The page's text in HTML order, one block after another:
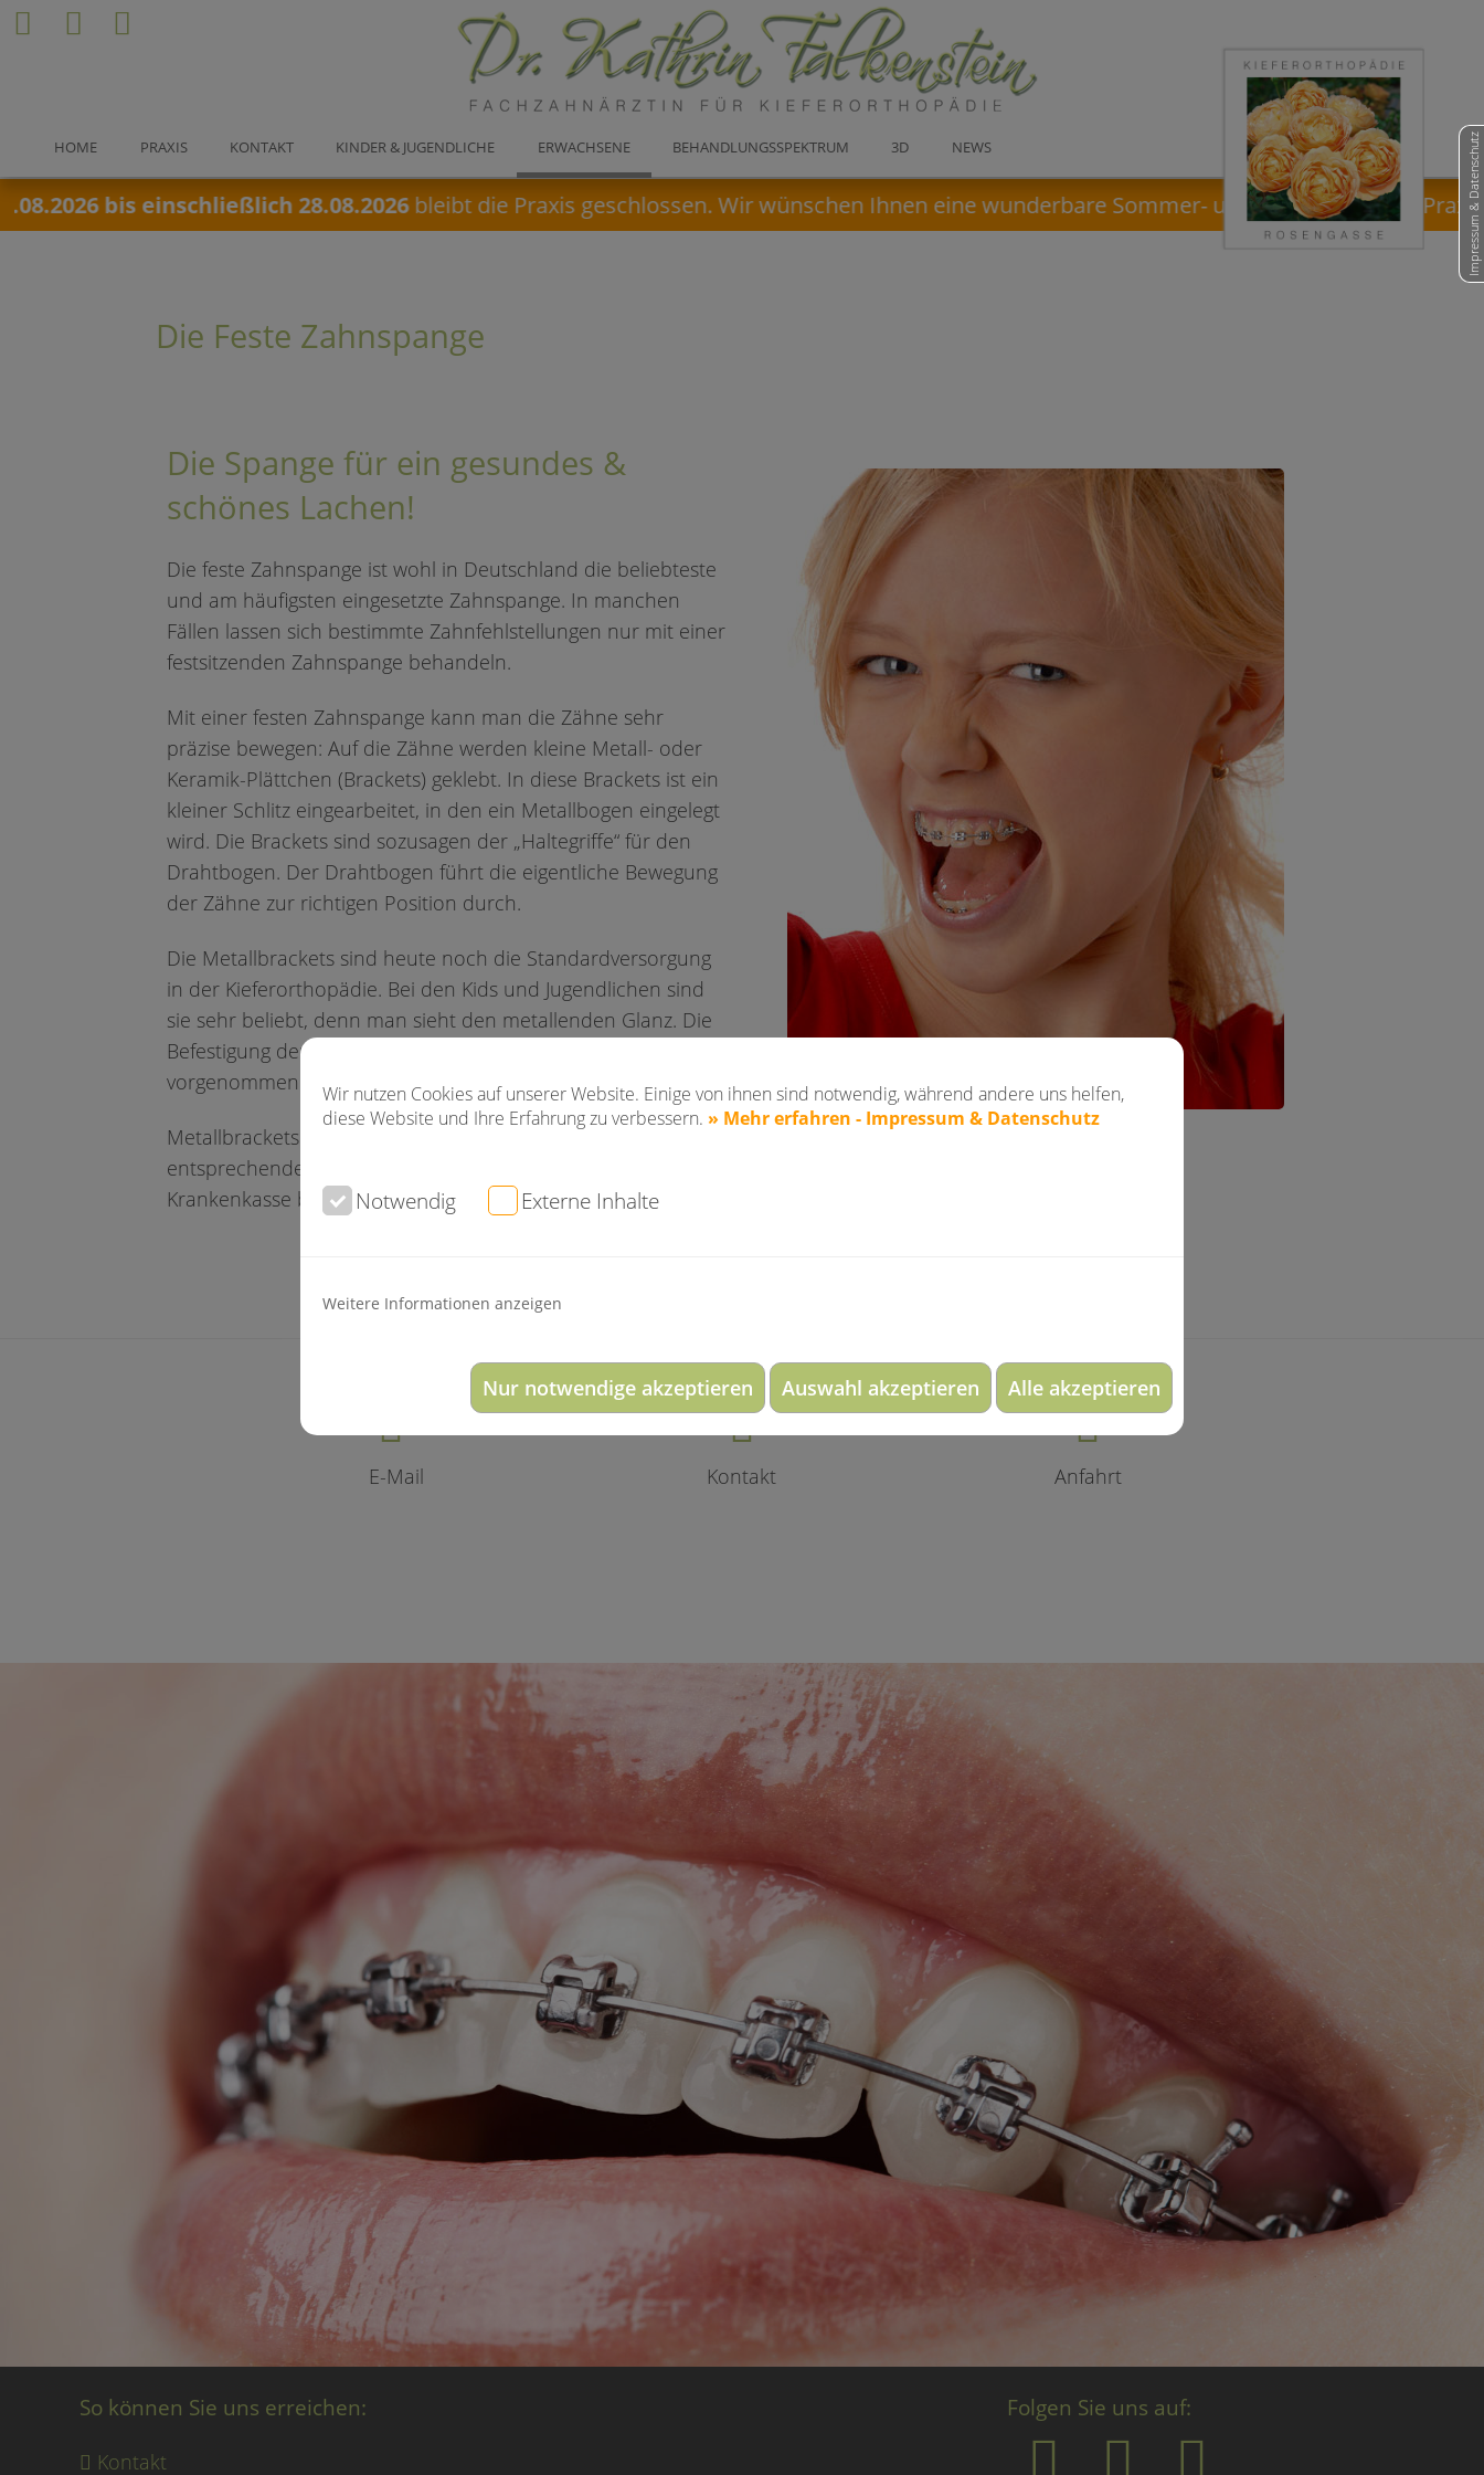
Wir nutzen Cookies auf unserer Website. Einige von ihnen sind notwendig, während andere uns helfen,
diese Website und Ihre Erfahrung zu verbessern. » Mehr erfahren - Impressum & Datenschutz
Notwendig Externe Inhalte
Weitere Informationen anzeigen
Nur notwendige akzeptieren Auswahl akzeptieren Alle akzeptieren
Impressum & Datenschutz
HOME PRAXIS KONTAKT KINDER & JUGENDLICHE ERWACHSENE BEHANDLUNGSSPEKTRUM 3D NEWS
bis einschließlich 28.08.2026bleibt die Praxis geschlossen. Wir wünschen Ihnen eine wunderbare Sommer- und Ferienzeit! ·
Die Feste Zahnspange
Die Spange für ein gesundes &
schönes Lachen!
Die feste Zahnspange ist wohl in Deutschland die beliebteste
und am häufigsten eingesetzte Zahnspange. In manchen
Fällen lassen sich bestimmte Zahnfehlstellungen nur mit einer
festsitzenden Zahnspange behandeln.
Mit einer festen Zahnspange kann man die Zähne sehr
präzise bewegen: Auf die Zähne werden kleine Metall- oder
Keramik-Plättchen (Brackets) geklebt. In diese Brackets ist ein
kleiner Schlitz eingearbeitet, in den ein Metallbogen eingelegt
wird. Die Brackets sind sozusagen der „Haltegriffe“ für den
Drahtbogen. Der Drahtbogen führt die eigentliche Bewegung
der Zähne zur richtigen Position durch.
Die Metallbrackets sind heute noch die Standardversorgung
in der Kieferorthopädie. Bei den Kids und Jugendlichen sind
sie sehr beliebt, denn man sieht den metallenden Glanz. Die
Befestigung der Bögen wird meist mit bunten Gummis
vorgenommen
Metallbrackets werden bis zum 18. Lebensjahr bei
entsprechender Indikation (KIG) von der gesetzlichen
Krankenkasse bezahlt.
E-Mail Kontakt Anfahrt
So können Sie uns erreichen:
Kontakt
Folgen Sie uns auf: